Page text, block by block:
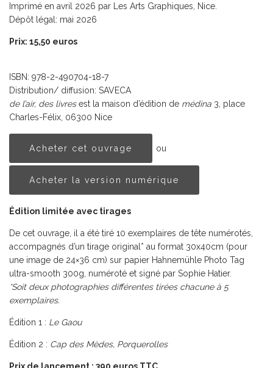
Imprimé en avril 2026 par Les Arts Graphiques, Nice.
Dépôt légal: mai 2026
Prix: 15,50 euros
ISBN: 978-2-490704-18-7
Distribution/ diffusion: SAVECA
de l’air, des livresest la maison d’édition de médina 3, place
Charles-Félix, 06300 Nice
Acheter cet ouvrage ou
Acheter la version numérique
Édition limitée avec tirages
De cet ouvrage, il a été tiré 10 exemplaires de tête numérotés,
accompagnés d’un tirage original* au format 30x40cm (pour
une image de 24×36 cm) sur papier Hahnemühle Photo Tag
ultra-smooth 300g, numéroté et signé par Sophie Hatier.
*Soit deux photographies différentes tirées chacune à 5
exemplaires.
Édition 1 : Le Gaou
Édition 2 : Cap des Mèdes, Porquerolles
Prix de lancement : 390 euros TTC